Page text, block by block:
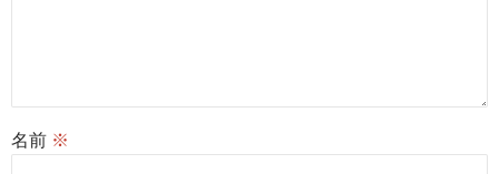
名前 ※